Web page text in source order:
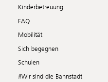
Kinderbetreuung
FAQ
Mobilität
Sich begegnen
Schulen
#Wir sind die Bahnstadt